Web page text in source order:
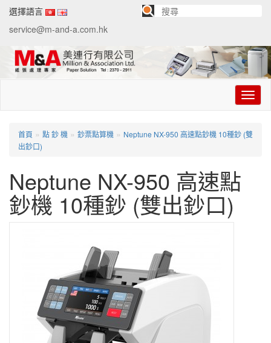
選擇語言
service@m-and-a.com.hk
切
换
航
首頁 » 點 鈔 機 » 鈔票點算機 » Neptune NX-950 高速點鈔機 10種鈔 (雙
出鈔口)
Neptune NX-950 高速點
鈔機 10種鈔 (雙出鈔口)